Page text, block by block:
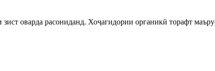
оварда расониданд. Хоҷагидории органикӣ торафт